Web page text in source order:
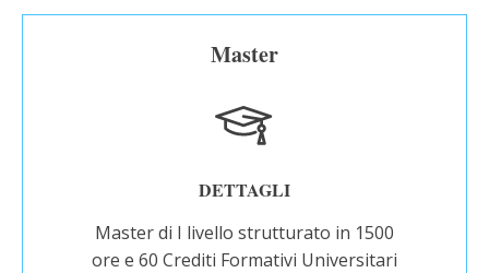
Master
DETTAGLI
Master di I livello strutturato in 1500
ore e 60 Crediti Formativi Universitari